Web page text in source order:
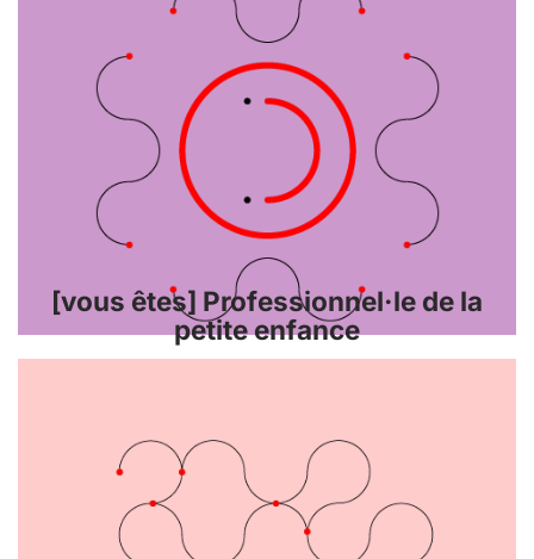
[vous êtes] Professionnel·le de la
petite enfance